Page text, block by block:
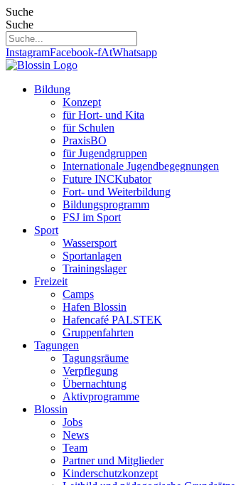
Zum
Inhalt
springen
Suche
Suche
InstagramFacebook-fAtWhatsapp
Bildung
Konzept
für Hort- und Kita
für Schulen
PraxisBO
für Jugendgruppen
Internationale Jugendbegegnungen
Future INCKubator
Fort- und Weiterbildung
Bildungsprogramm
FSJ im Sport
Sport
Wassersport
Sportanlagen
Trainingslager
Freizeit
Camps
Hafen Blossin
Hafencafé PALSTEK
Gruppenfahrten
Tagungen
Tagungsräume
Verpflegung
Übernachtung
Aktivprogramme
Blossin
Jobs
News
Team
Partner und Mitglieder
Kinderschutzkonzept